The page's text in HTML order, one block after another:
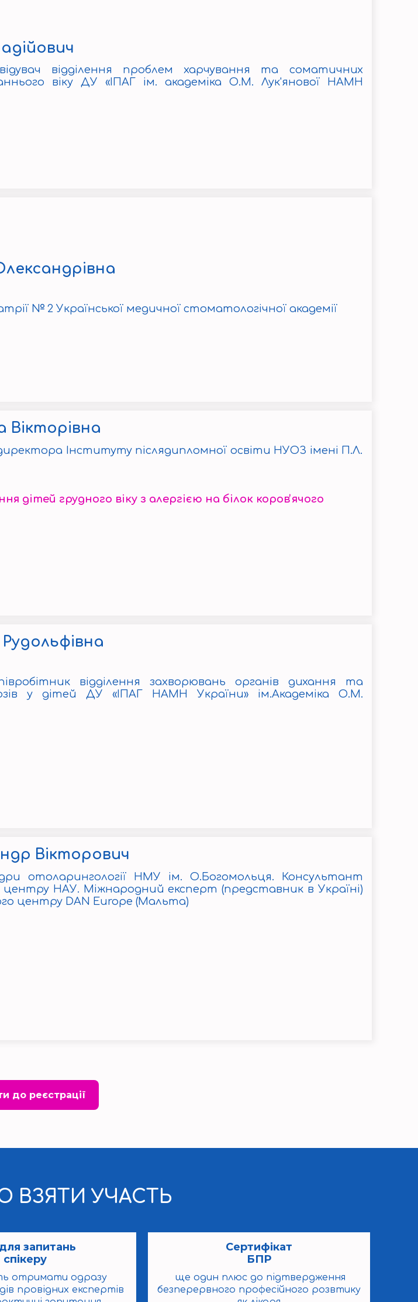
відділення проблем харчування та соматичних
віку ДУ «ІПАГ ім. академіка О.М. Лук'янової НАМН
№ 2 Української медичної стоматологічної академії
Вікторівна
Інституту післядипломної освіти НУОЗ імені П.Л.
дітей грудного віку з алергією на білок коровʼячого
відділення захворювань органів дихання та
у дітей ДУ «ІПАГ НАМН України» ім.Академіка О.М.
Вікторович
отоларингології НМУ ім. О.Богомольця. Консультант
центру НАУ. Міжнародний експерт (представник в Україні)
центру DAN Europe (Мальта)
до реєстрації
ВЗЯТИ УЧАСТЬ
запитань
спікеру
отримати одразу
провідних експертів
Сертифікат
БПР
ще один плюс до підтвердження
безперервного професійного розвтику